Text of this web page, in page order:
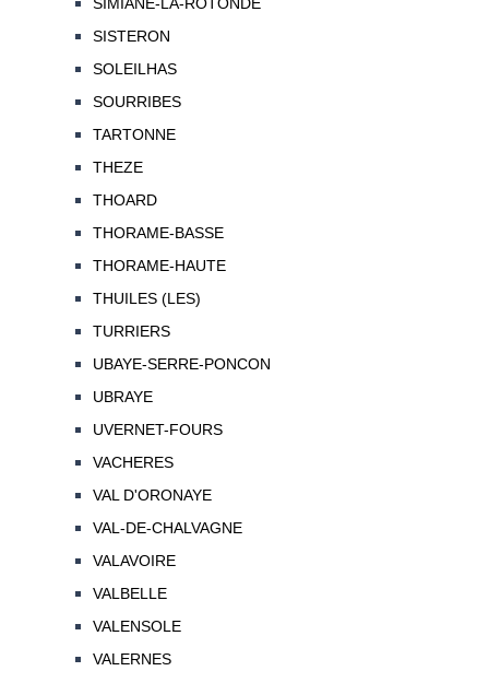
SIMIANE-LA-ROTONDE
SISTERON
SOLEILHAS
SOURRIBES
TARTONNE
THEZE
THOARD
THORAME-BASSE
THORAME-HAUTE
THUILES (LES)
TURRIERS
UBAYE-SERRE-PONCON
UBRAYE
UVERNET-FOURS
VACHERES
VAL D'ORONAYE
VAL-DE-CHALVAGNE
VALAVOIRE
VALBELLE
VALENSOLE
VALERNES